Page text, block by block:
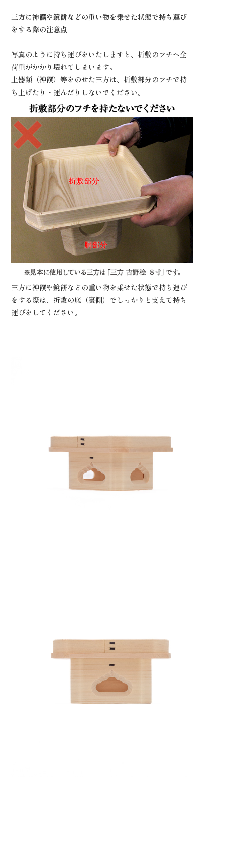
三方に神饌や鏡餅などの重い物を乗せた状態で持ち運び
をする際の注意点
写真のように持ち運びをいたしますと、折敷のフチへ全
荷重がかかり壊れてしまいます。
土器類（神饌）等をのせた三方は、折敷部分のフチで持
ち上げたり・運んだりしないでください。
三方に神饌や鏡餅などの重い物を乗せた状態で持ち運び
をする際は、折敷の底（裏側）でしっかりと支えて持ち
運びをしてください。